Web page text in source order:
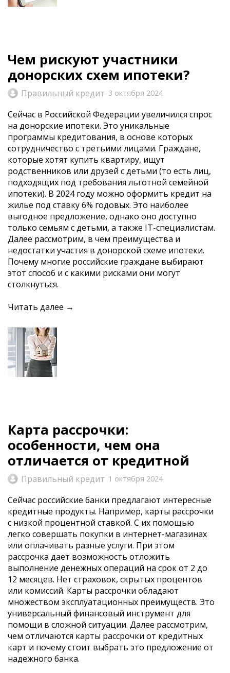
Чем рискуют участники
донорских схем ипотеки?
Правильный кредит 3 октября 2024
Сейчас в Российской Федерации увеличился спрос
на донорские ипотеки. Это уникальные
программы кредитования, в основе которых
сотрудничество с третьими лицами. Граждане,
которые хотят купить квартиру, ищут
родственников или друзей с детьми (то есть лиц,
подходящих под требования льготной семейной
ипотеки). В 2024 году можно оформить кредит на
жилье под ставку 6% годовых. Это наиболее
выгодное предложение, однако оно доступно
только семьям с детьми, а также IT-специалистам.
Далее рассмотрим, в чем преимущества и
недостатки участия в донорской схеме ипотеки.
Почему многие российские граждане выбирают
этот способ и с какими рисками они могут
столкнуться.
Читать далее →
Карта рассрочки:
особенности, чем она
отличается от кредитной
Правильный кредит 1 октября 2024
Сейчас российские банки предлагают интересные
кредитные продукты. Например, карты рассрочки
с низкой процентной ставкой. С их помощью
легко совершать покупки в интернет-магазинах
или оплачивать разные услуги. При этом
рассрочка дает возможность отложить
выполнение денежных операций на срок от 2 до
12 месяцев. Нет страховок, скрытых процентов
или комиссий. Карты рассрочки обладают
множеством эксплуатационных преимуществ. Это
универсальный финансовый инструмент для
помощи в сложной ситуации. Далее рассмотрим,
чем отличаются карты рассрочки от кредитных
карт и почему стоит выбрать это предложение от
надежного банка.